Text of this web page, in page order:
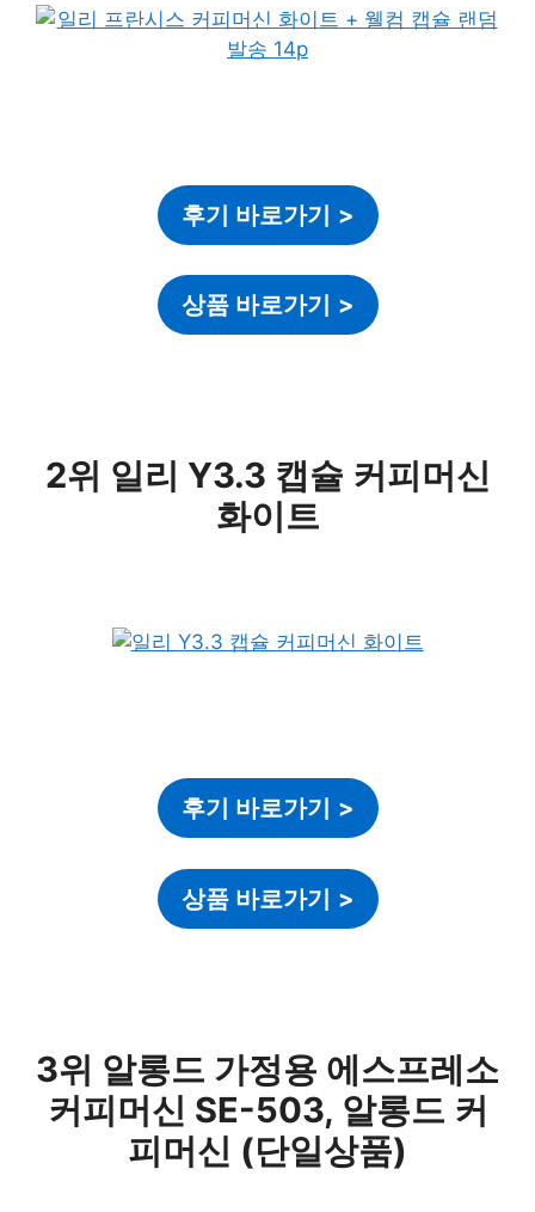
후기 바로가기 >
상품 바로가기 >
2위 일리 Y3.3 캡슐 커피머신
화이트
후기 바로가기 >
상품 바로가기 >
3위 알롱드 가정용 에스프레소
커피머신 SE-503, 알롱드 커
피머신 (단일상품)